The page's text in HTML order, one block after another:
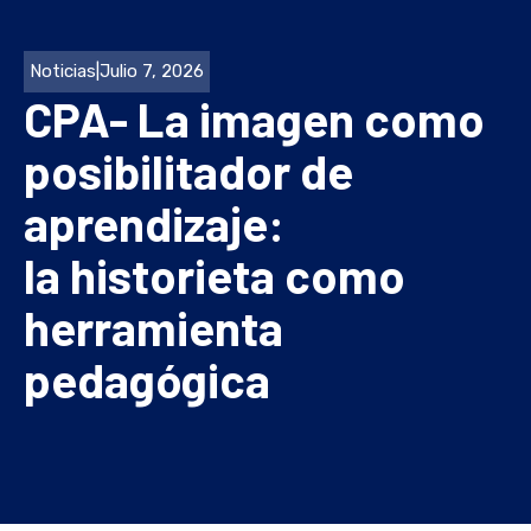
Noticias Julio 7, 2026
CPA- La imagen como
posibilitador de
aprendizaje:
la historieta como
herramienta
pedagógica